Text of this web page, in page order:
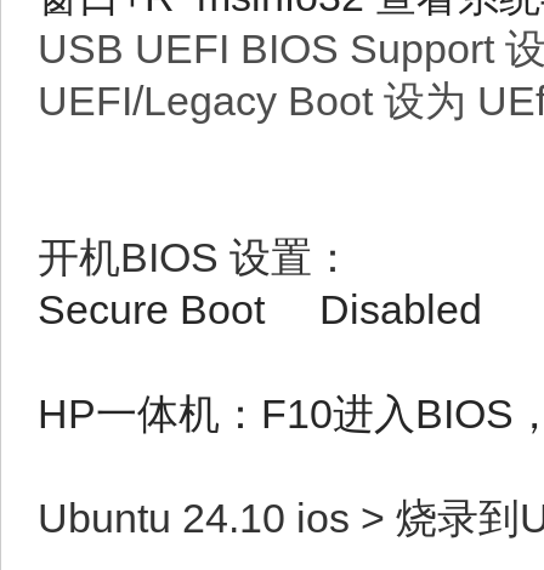
USB UEFI BIOS Support
UEFI/Legacy Boot 设为
开机BIOS 设置：
Secure Boot Disabled
HP一体机：F10进入BIOS
Ubuntu 24.10 ios > 烧录